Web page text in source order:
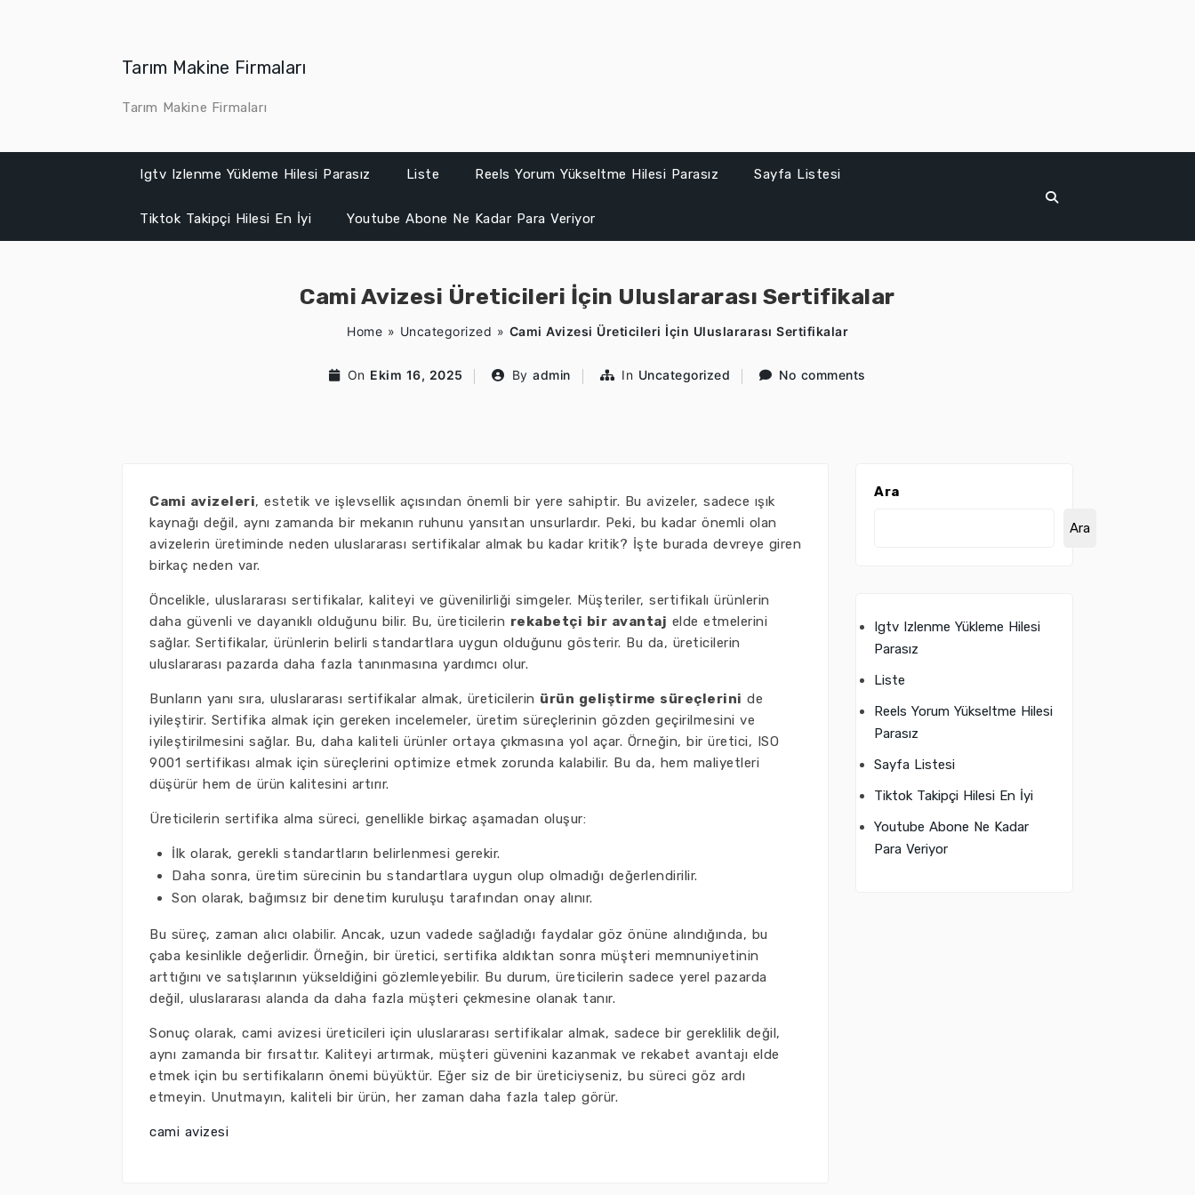
Tarım Makine Firmaları
Tarım Makine Firmaları
Igtv Izlenme Yükleme Hilesi Parasız Liste Reels Yorum Yükseltme Hilesi Parasız Sayfa Listesi
Tiktok Takipçi Hilesi En İyi Youtube Abone Ne Kadar Para Veriyor
Cami Avizesi Üreticileri İçin Uluslararası Sertifikalar
Home » Uncategorized » Cami Avizesi Üreticileri İçin Uluslararası Sertifikalar
On Ekim 16, 2025 By admin In Uncategorized No comments
Cami avizeleri, estetik ve işlevsellik açısından önemli bir yere sahiptir. Bu avizeler, sadece ışık
kaynağı değil, aynı zamanda bir mekanın ruhunu yansıtan unsurlardır. Peki, bu kadar önemli olan
avizelerin üretiminde neden uluslararası sertifikalar almak bu kadar kritik? İşte burada devreye giren
birkaç neden var.
Öncelikle, uluslararası sertifikalar, kaliteyi ve güvenilirliği simgeler. Müşteriler, sertifikalı ürünlerin
daha güvenli ve dayanıklı olduğunu bilir. Bu, üreticilerin rekabetçi bir avantaj elde etmelerini
sağlar. Sertifikalar, ürünlerin belirli standartlara uygun olduğunu gösterir. Bu da, üreticilerin
uluslararası pazarda daha fazla tanınmasına yardımcı olur.
Bunların yanı sıra, uluslararası sertifikalar almak, üreticilerin ürün geliştirme süreçlerini de
iyileştirir. Sertifika almak için gereken incelemeler, üretim süreçlerinin gözden geçirilmesini ve
iyileştirilmesini sağlar. Bu, daha kaliteli ürünler ortaya çıkmasına yol açar. Örneğin, bir üretici, ISO
9001 sertifikası almak için süreçlerini optimize etmek zorunda kalabilir. Bu da, hem maliyetleri
düşürür hem de ürün kalitesini artırır.
Üreticilerin sertifika alma süreci, genellikle birkaç aşamadan oluşur:
İlk olarak, gerekli standartların belirlenmesi gerekir.
Daha sonra, üretim sürecinin bu standartlara uygun olup olmadığı değerlendirilir.
Son olarak, bağımsız bir denetim kuruluşu tarafından onay alınır.
Bu süreç, zaman alıcı olabilir. Ancak, uzun vadede sağladığı faydalar göz önüne alındığında, bu
çaba kesinlikle değerlidir. Örneğin, bir üretici, sertifika aldıktan sonra müşteri memnuniyetinin
arttığını ve satışlarının yükseldiğini gözlemleyebilir. Bu durum, üreticilerin sadece yerel pazarda
değil, uluslararası alanda da daha fazla müşteri çekmesine olanak tanır.
Sonuç olarak, cami avizesi üreticileri için uluslararası sertifikalar almak, sadece bir gereklilik değil,
aynı zamanda bir fırsattır. Kaliteyi artırmak, müşteri güvenini kazanmak ve rekabet avantajı elde
etmek için bu sertifikaların önemi büyüktür. Eğer siz de bir üreticiyseniz, bu süreci göz ardı
etmeyin. Unutmayın, kaliteli bir ürün, her zaman daha fazla talep görür.
cami avizesi
Ara
Ara
Igtv Izlenme Yükleme Hilesi
Parasız
Liste
Reels Yorum Yükseltme Hilesi
Parasız
Sayfa Listesi
Tiktok Takipçi Hilesi En İyi
Youtube Abone Ne Kadar
Para Veriyor